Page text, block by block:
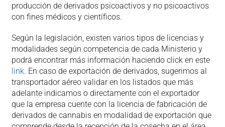
producción de derivados psicoactivos y no psicoactivos
con fines médicos y científicos.
Según la legislación, existen varios tipos de licencias y
modalidades según competencia de cada Ministerio y
podrá encontrar más información haciendo click en este
link. En caso de exportación de derivados, sugerimos al
transportador aéreo validar en los listados que más
adelante indicamos o directamente con el exportador
que la empresa cuente con la licencia de fabricación de
derivados de cannabis en modalidad de exportación que